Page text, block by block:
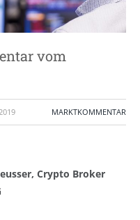
vom
MARKTKOMMENTAR
Crypto Broker